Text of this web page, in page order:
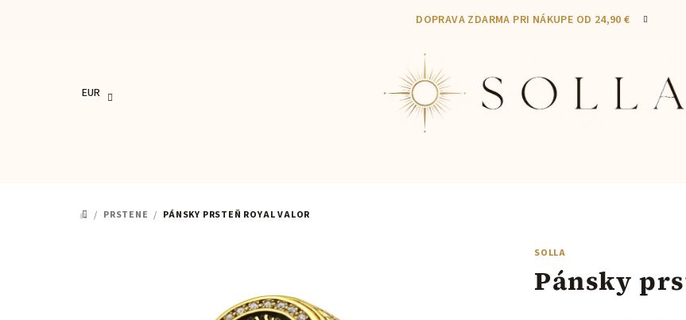
DOPRAVA ZDARMA PRI NÁKUPE OD 24,90 €
EUR
DOMOV
/ PRSTENE / PÁNSKY PRSTEŇ ROYAL VALOR
SOLLA
Pánsky